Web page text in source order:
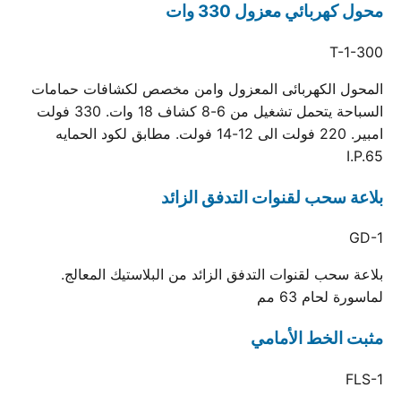
محول كهربائي معزول 330 وات
T-1-300
المحول الكهربائى المعزول وامن مخصص لكشافات حمامات
السباحة يتحمل تشغيل من 6-8 كشاف 18 وات. 330 فولت
امبير. 220 فولت الى 12-14 فولت. مطابق لكود الحمايه
I.P.65
بلاعة سحب لقنوات التدفق الزائد
GD-1
بلاعة سحب لقنوات التدفق الزائد من البلاستيك المعالج.
لماسورة لحام 63 مم
مثبت الخط الأمامي
FLS-1